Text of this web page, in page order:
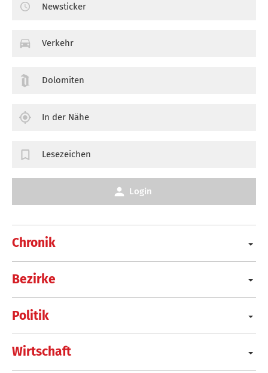
Chronik
Bezirke
Politik
Wirtschaft
Newsticker
Verkehr
Dolomiten
In der Nähe
Lesezeichen
Login